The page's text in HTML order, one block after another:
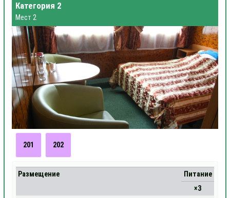
Категория 2
Мест 2
201 202
Размещение
Питание
×3